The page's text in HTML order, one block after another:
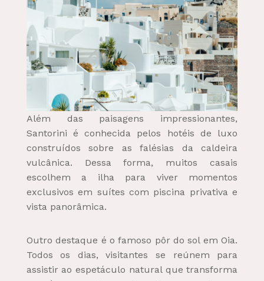
Além das paisagens impressionantes,
Santorini é conhecida pelos hotéis de luxo
construídos sobre as falésias da caldeira
vulcânica. Dessa forma, muitos casais
escolhem a ilha para viver momentos
exclusivos em suítes com piscina privativa e
vista panorâmica.
Outro destaque é o famoso pôr do sol em Oia.
Todos os dias, visitantes se reúnem para
assistir ao espetáculo natural que transforma